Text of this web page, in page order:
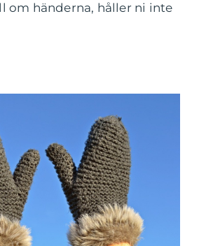
om händerna, håller ni inte